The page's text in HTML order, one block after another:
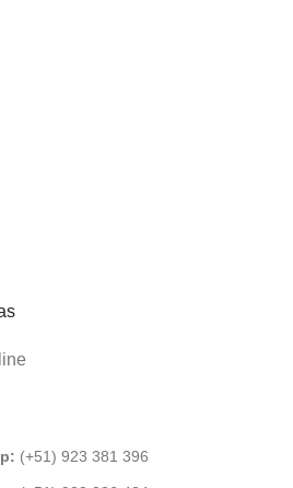
(+51) 923 381 396